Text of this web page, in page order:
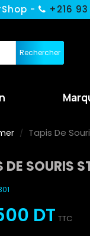
- +216
Rechercher
Tapis De
DE SOURIS
DT TTC